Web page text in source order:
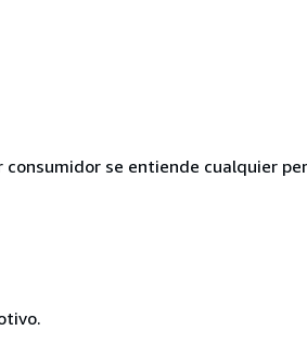
se entiende cualquier